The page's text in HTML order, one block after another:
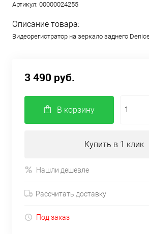
Артикул: 00000024255
Описание товара:
Видеорегистратор на зеркало заднего
3 490 руб.
В корзину
Купить в 1 клик
Нашли дешевле
Рассчитать доставку
Под заказ